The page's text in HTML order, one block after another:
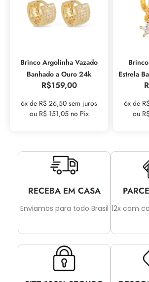
Brinco Argolinha Vazado
Banhado a Ouro 24k
R$159,00
6x de R$ 26,50 sem juros
ou R$ 151,05 no Pix
Estrela
6x de
ou
RECEBA EM CASA
Enviamos para todo Brasil 12x com